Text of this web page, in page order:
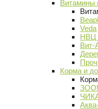
Витамины
Veda
НВЦ
Вит-
Корма и